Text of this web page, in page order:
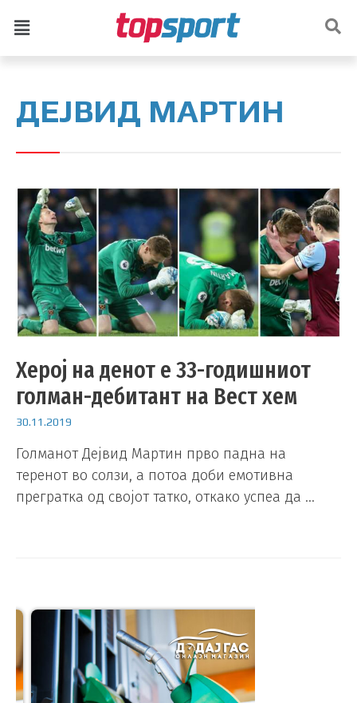
ДЕЈВИД МАРТИН
Херој на денот е 33-годишниот
голман-дебитант на Вест хем
30.11.2019
Голманот Дејвид Мартин прво падна на
теренот во солзи, а потоа доби емотивна
прегратка од својот татко, откако успеа да …